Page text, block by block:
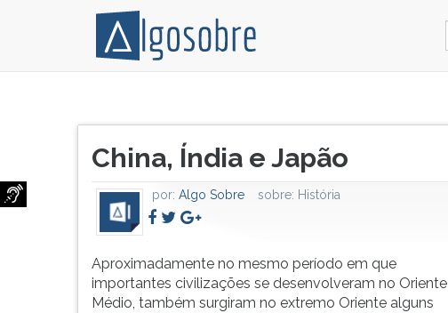
em
que
desenvolveram
F
para
do
artigo:
China, Índia e Japão
por: Algo Sobre sobre: História
Aproximadamente no mesmo período em que
importantes civilizações se desenvolveram no Oriente
Médio, também surgiram no extremo Oriente alguns